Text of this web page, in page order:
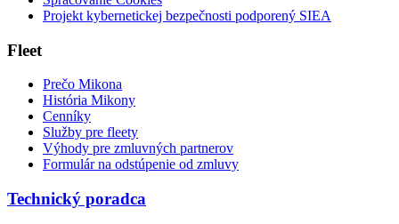
Projekt kybernetickej bezpečnosti podporený SIEA
Fleet
Prečo Mikona
História Mikony
Cenníky
Služby pre fleety
Výhody pre zmluvných partnerov
Formulár na odstúpenie od zmluvy
Technický poradca